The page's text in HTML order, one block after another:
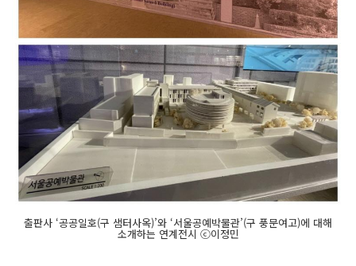
출판사 ‘공공일호(구 샘터사옥)’와 ‘서울공예박물관’(구 풍문여고)에 대해
소개하는 연계전시 ⓒ이정민